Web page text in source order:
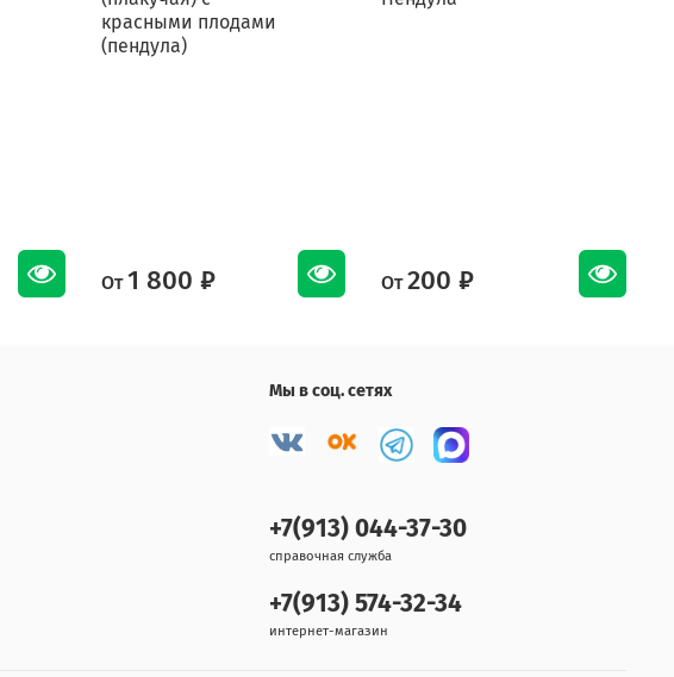
красными плодами
(пендула)
От 1 800 ₽ От 200 ₽
Мы в соц. сетях
+7(913) 044-37-30
справочная служба
+7(913) 574-32-34
интернет-магазин